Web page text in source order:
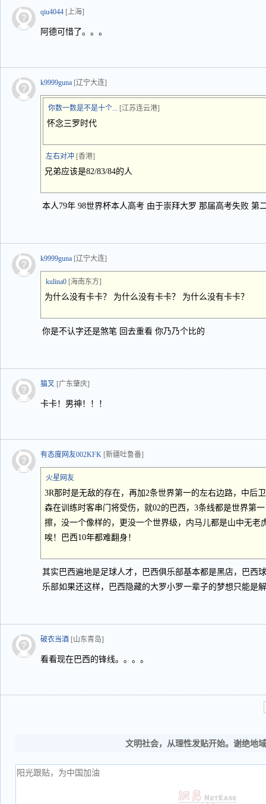
qiu4044 [上海]
阿德可惜了。。。
k9999guna [辽宁大连]
你数一数是不是十个... [江苏连云港]
怀念三罗时代
左右对冲 [香港]
兄弟应该是82/83/84的人
本人79年 98世界杯本人高考 由于崇拜大罗 那届高考失败 第
k9999guna [辽宁大连]
kulina0 [海南东方]
为什么没有卡卡？ 为什么没有卡卡？ 为什么没有卡卡？
你是不认字还是煞笔 回去重看 你乃乃个比的
猫叉 [广东肇庆]
卡卡！男神！！！
有态度网友002KFK [新疆吐鲁番]
火星网友
3R那时是无敌的存在，再加2条世界第一的左右边路，中后
森在训练时客串门将受伤，就02的巴西，3条线都是世界第
擦，没一个像样的，更没一个世界级，内马儿都是山中无老
唉！巴西10年都难翻身！
其实巴西遍地是足球人才，巴西俱乐部基本都是黑店，巴西
乐部如果还这样，巴西隐藏的大罗小罗一辈子的梦想只能是
破衣当酒 [山东青岛]
看看现在巴西的锋线。。。。
文明社会，从理性发贴开始。谢绝地